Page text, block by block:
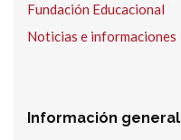
Fundación Educacional
Noticias e informaciones
Información general